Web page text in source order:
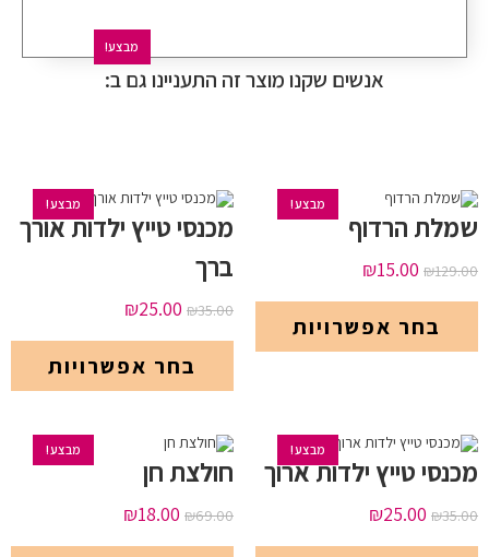
מבצע!
אנשים שקנו מוצר זה התעניינו גם ב:
מבצע!
שמלת הרדוף
₪129.00
₪15.00
בחר אפשרויות
מבצע!
מכנסי טייץ ילדות אורך
ברך
₪35.00
₪25.00
בחר אפשרויות
מבצע!
מכנסי טייץ ילדות ארוך
₪35.00
₪25.00
מבצע!
חולצת חן
₪69.00
₪18.00